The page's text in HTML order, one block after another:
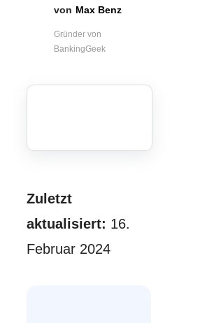
Max Benz
Gründer von
BankingGeek
Zuletzt
aktualisiert: 16.
Februar 2024